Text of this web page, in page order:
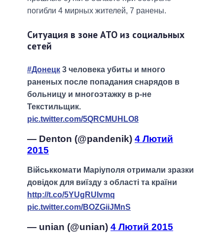
погибли 4 мирных жителей, 7 ранены.
Ситуация в зоне АТО из социальных
сетей
#Донецк 3 человека убиты и много
раненых после попадания снарядов в
больницу и многоэтажку в р-не
Текстильщик.
pic.twitter.com/5QRCMUHLO8
— Denton (@pandenik) 4 Лютий
2015
Військкомати Маріуполя отримали зразки
довідок для виїзду з області та країни
http://t.co/5YUgRUIvmq
pic.twitter.com/BOZGiiJMnS
— unian (@unian) 4 Лютий 2015